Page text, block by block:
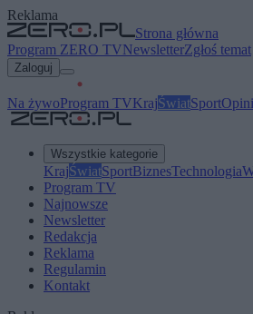
Reklama
Strona główna
Program ZERO TVNewsletterZgłoś temat
Zaloguj
Na żywoProgram TVKrajŚwiatSport
Wszystkie kategorie
KrajŚwiatSportBiznesTechnologia
Program TV
Najnowsze
Newsletter
Redakcja
Reklama
Regulamin
Kontakt